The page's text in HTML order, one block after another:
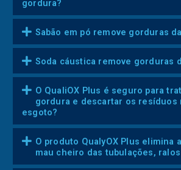
gordura?
Sabão em pó remove gorduras
Soda cáustica remove gorduras
O QualiOX Plus é seguro para
gordura e descartar os resíduos
esgoto?
O produto QualyOX Plus elimina
mau cheiro das tubulações,